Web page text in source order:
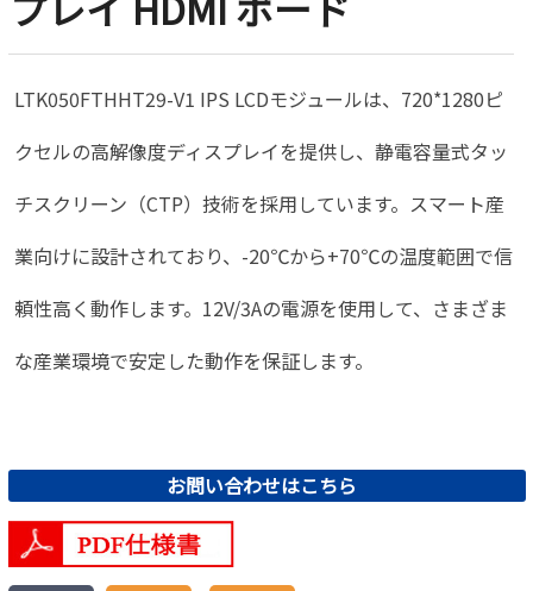
LTK050FTHHT29-V1 IPS LCDモジュールは、720*1280ピ
クセルの高解像度ディスプレイを提供し、静電容量式タッ
チスクリーン（CTP）技術を採用しています。スマート産
業向けに設計されており、-20℃から+70℃の温度範囲で信
頼性高く動作します。12V/3Aの電源を使用して、さまざま
な産業環境で安定した動作を保証します。
お問い合わせはこちら